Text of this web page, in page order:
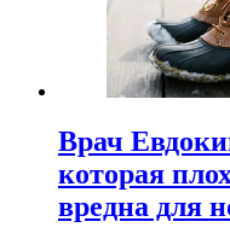
Врач
которая
вредна для